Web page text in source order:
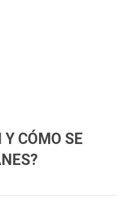
Y CÓMO SE